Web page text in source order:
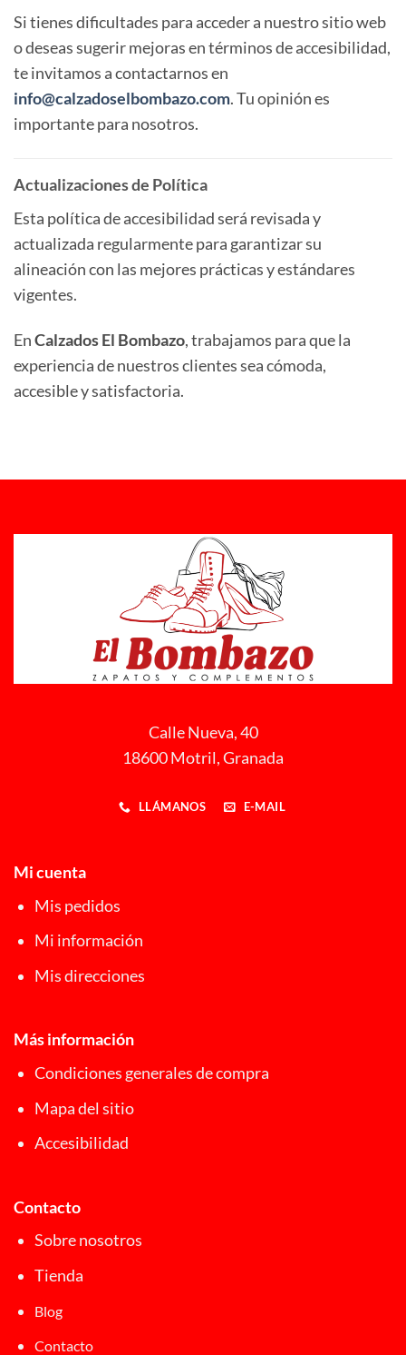
Si tienes dificultades para acceder a nuestro sitio web
o deseas sugerir mejoras en términos de accesibilidad,
te invitamos a contactarnos en
info@calzadoselbombazo.com. Tu opinión es
importante para nosotros.
Actualizaciones de Política
Esta política de accesibilidad será revisada y
actualizada regularmente para garantizar su
alineación con las mejores prácticas y estándares
vigentes.
EnCalzados El Bombazo, trabajamos para que la
experiencia de nuestros clientes sea cómoda,
accesible y satisfactoria.
Calle Nueva, 40
18600 Motril, Granada
LLÁMANOS E-MAIL
Mi cuenta
Mis pedidos
Mi información
Mis direcciones
Más información
Condiciones generales de compra
Mapa del sitio
Accesibilidad
Contacto
Sobre nosotros
Tienda
Blog
Contacto